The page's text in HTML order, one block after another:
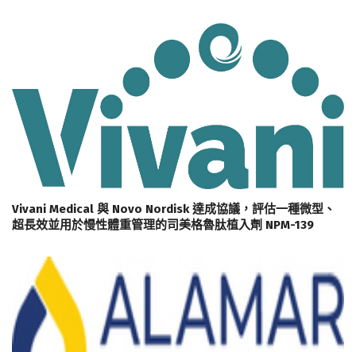
Vivani Medical 與 Novo Nordisk 達成協議，評估一種微型、
超長效並用於慢性體重管理的司美格魯肽植入劑 NPM-139